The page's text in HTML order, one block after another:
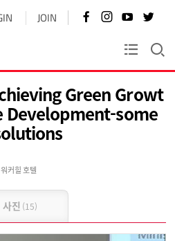
JOIN 페
이
로
가
기
인
스
바
로
가
기
유
튜
브
바
가
기
트
터
바
로
가
기
KF플러스
Green Growt
Development-some
커힐 호텔
사진 (15)